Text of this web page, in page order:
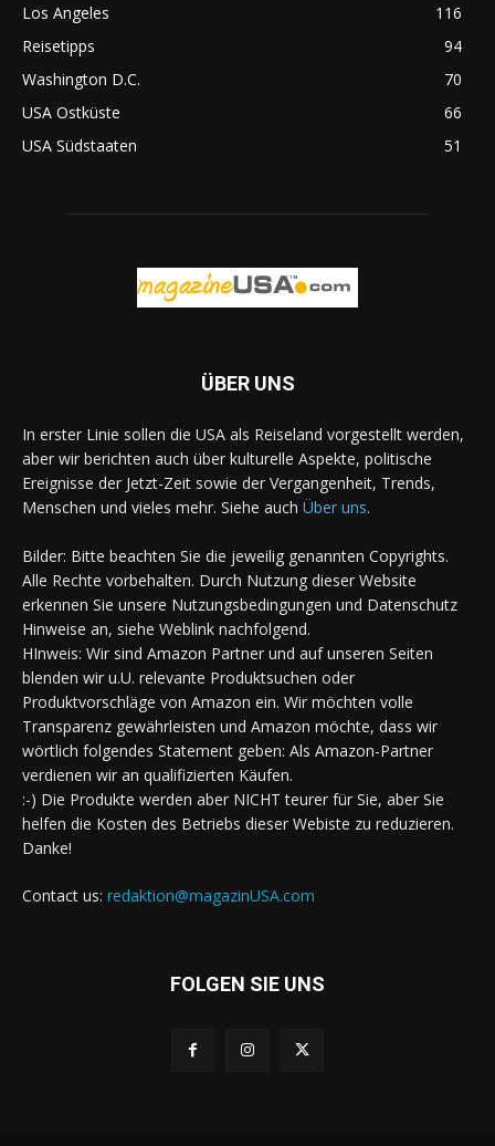
Los Angeles
116
Reisetipps
94
Washington D.C.
70
USA Ostküste
66
USA Südstaaten
51
ÜBER UNS
In erster Linie sollen die USA als Reiseland vorgestellt werden,
aber wir berichten auch über kulturelle Aspekte, politische
Ereignisse der Jetzt-Zeit sowie der Vergangenheit, Trends,
Menschen und vieles mehr. Siehe auch Über uns.
Bilder: Bitte beachten Sie die jeweilig genannten Copyrights.
Alle Rechte vorbehalten. Durch Nutzung dieser Website
erkennen Sie unsere Nutzungsbedingungen und Datenschutz
Hinweise an, siehe Weblink nachfolgend.
HInweis: Wir sind Amazon Partner und auf unseren Seiten
blenden wir u.U. relevante Produktsuchen oder
Produktvorschläge von Amazon ein. Wir möchten volle
Transparenz gewährleisten und Amazon möchte, dass wir
wörtlich folgendes Statement geben: Als Amazon-Partner
verdienen wir an qualifizierten Käufen.
:-) Die Produkte werden aber NICHT teurer für Sie, aber Sie
helfen die Kosten des Betriebs dieser Webiste zu reduzieren.
Danke!
Contact us: redaktion@magazinUSA.com
FOLGEN SIE UNS